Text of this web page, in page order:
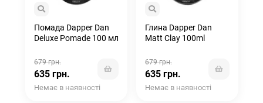
Помада Dapper Dan
Deluxe Pomade 100 мл
679 грн.
635 грн.
Немає в наявності
Глина Dapper Dan
Matt Clay 100ml
679 грн.
635 грн.
Немає в наявності